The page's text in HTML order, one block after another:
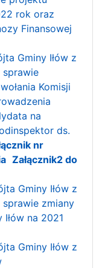
rok oraz
Finansowej
Gminy Iłów z
sprawie
Komisji
na
ds.
nr
Załącznik2 do
Gminy Iłów z
zmiany
na 2021
Gminy Iłów z